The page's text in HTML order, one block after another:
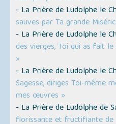
- La Prière de Ludolphe le
sauves par Ta grande
- La Prière de Ludolphe le
des vierges, Toi qui as fait
»
- La Prière de Ludolphe le
Sagesse, diriges Toi-même
mes œuvres »
- La Prière de Ludolphe de
florissante et fructifiante de